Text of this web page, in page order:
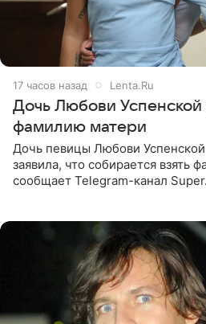
17 часов назад Lenta.Ru
Дочь Любови
фамилию матери
Дочь певицы Любови Успенской
заявила, что собирается взять
сообщает Telegram-канал